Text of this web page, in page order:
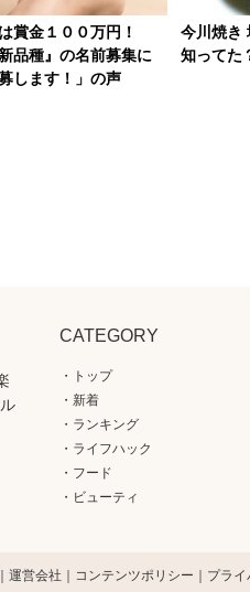
賞金１００万円！
品種』の名前募集に
します！」の声
今川焼き
知ってた
CATEGORY
トップ
新着
ランキング
ライフハック
フード
ビューティ
運営会社 コンテンツポリシー プラ